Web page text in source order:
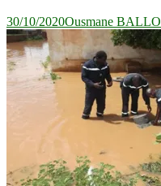
30/10/2020Ousmane BALLO